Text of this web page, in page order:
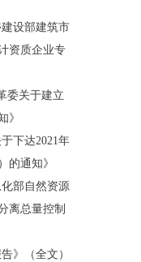
设部建筑市
资质企业专
委关于建立
》
下达2021年
的通知》
部自然资源
离总量控制
》（全文）